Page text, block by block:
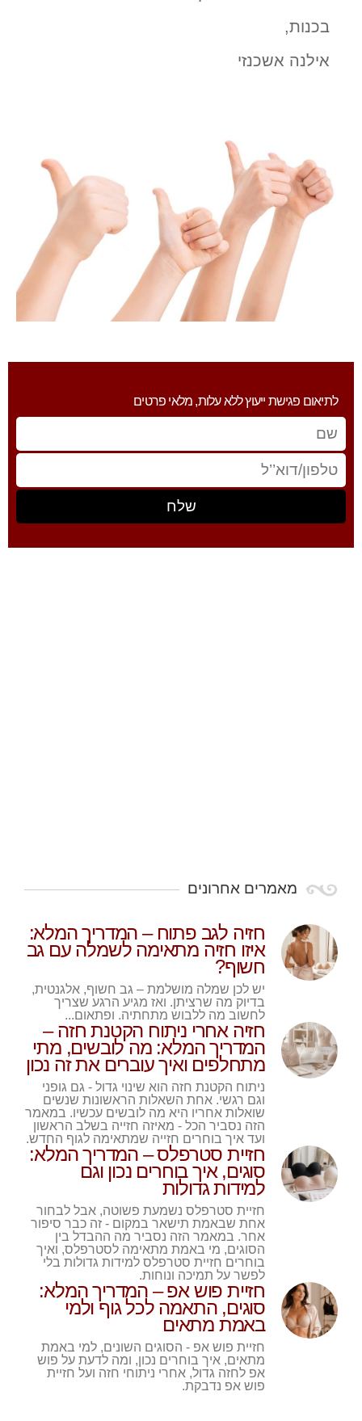
בכנות,
אילנה אשכנזי
לתיאום פגישת ייעוץ ללא עלות, מלאי פרטים
מאמרים אחרונים
חזיה לגב פתוח – המדריך המלא:
איזו חזיה מתאימה לשמלה עם גב
חשוף?
יש לכן שמלה מושלמת – גב חשוף, אלגנטית,
בדיוק מה שרציתן. ואז מגיע הרגע שצריך
לחשוב מה ללבוש מתחתיה. ופתאום...
חזיה אחרי ניתוח הקטנת חזה –
המדריך המלא: מה לובשים, מתי
מתחלפים ואיך עוברים את זה נכון
ניתוח הקטנת חזה הוא שינוי גדול - גם גופני
וגם רגשי. אחת השאלות הראשונות שנשים
שואלות אחריו היא מה לובשים עכשיו. במאמר
הזה נסביר הכל - מאיזה חזייה בשלב הראשון
ועד איך בוחרים חזייה שמתאימה לגוף החדש.
חזיית סטרפלס – המדריך המלא:
סוגים, איך בוחרים נכון וגם
למידות גדולות
חזיית סטרפלס נשמעת פשוטה, אבל לבחור
אחת שבאמת תישאר במקום - זה כבר סיפור
אחר. במאמר הזה נסביר מה ההבדל בין
הסוגים, מי באמת מתאימה לסטרפלס, ואיך
בוחרים חזיית סטרפלס למידות גדולות בלי
לפשר על תמיכה ונוחות.
חזיית פוש אפ – המדריך המלא:
סוגים, התאמה לכל גוף ולמי
באמת מתאים
חזיית פוש אפ - הסוגים השונים, למי באמת
מתאים, איך בוחרים נכון, ומה לדעת על פוש
אפ לחזה גדול, אחרי ניתוחי חזה ועל חזיית
פוש אפ נדבקת.